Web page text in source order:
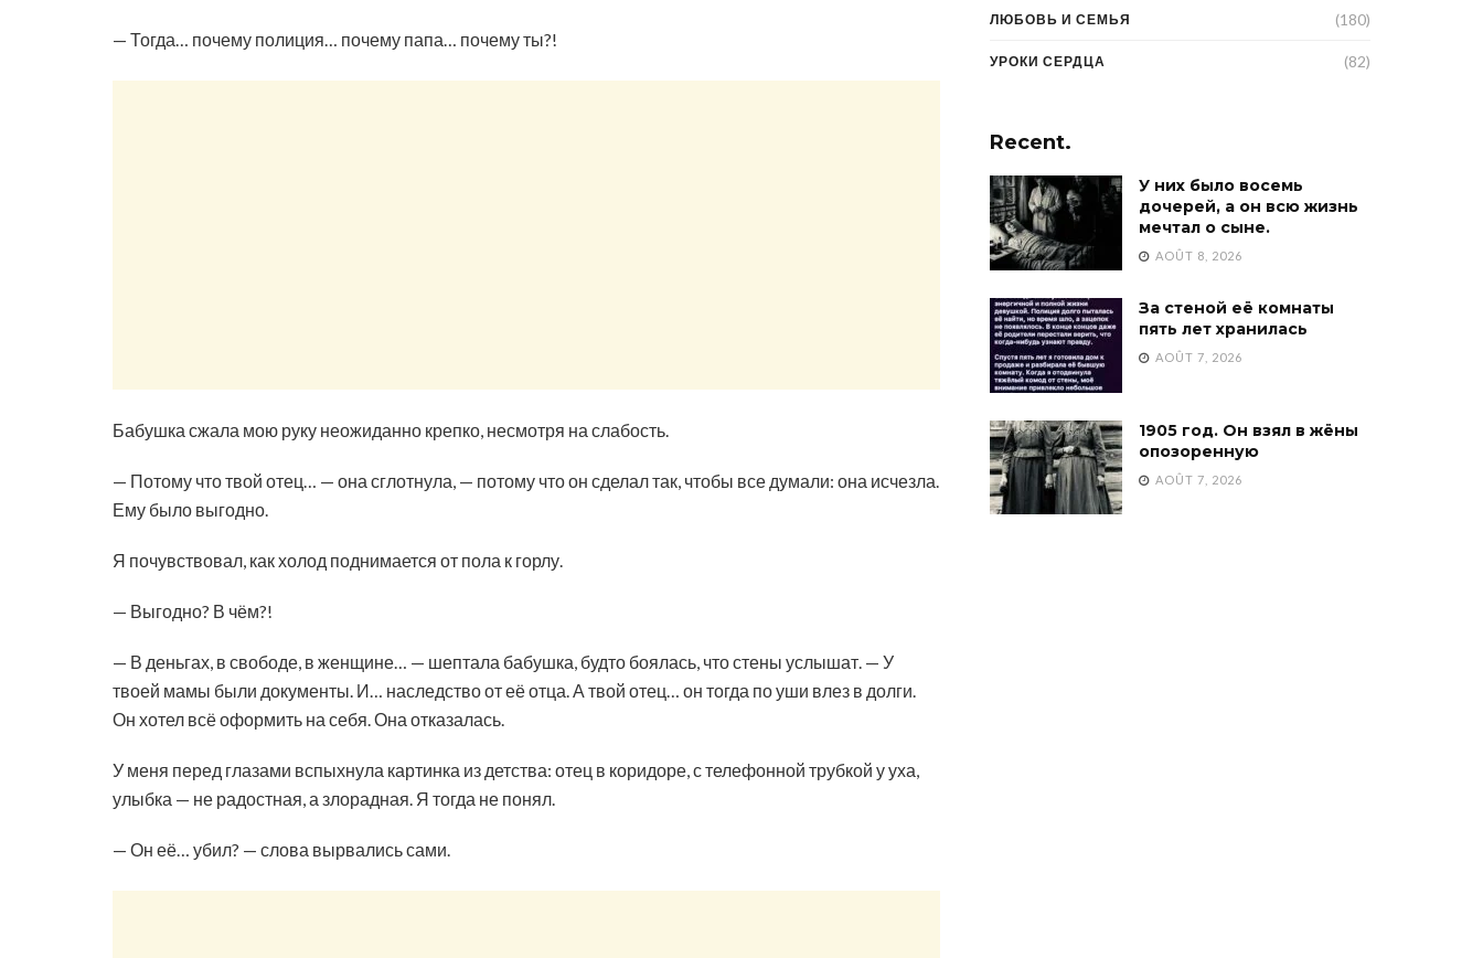
— Тогда… почему полиция… почему папа… почему ты?!
Бабушка сжала мою руку неожиданно крепко, несмотря на слабость.
— Потому что твой отец… — она сглотнула, — потому что он сделал так, чтобы все думали: она исчезла.
Ему было выгодно.
Я почувствовал, как холод поднимается от пола к горлу.
— Выгодно? В чём?!
— В деньгах, в свободе, в женщине… — шептала бабушка, будто боялась, что стены услышат. — У
твоей мамы были документы. И… наследство от её отца. А твой отец… он тогда по уши влез в долги.
Он хотел всё оформить на себя. Она отказалась.
У меня перед глазами вспыхнула картинка из детства: отец в коридоре, с телефонной трубкой у уха,
улыбка — не радостная, а злорадная. Я тогда не понял.
— Он её… убил? — слова вырвались сами.
ЛЮБОВЬ И СЕМЬЯ (180)
УРОКИ СЕРДЦА (82)
Recent.
У них было восемь
дочерей, а он всю жизнь
мечтал о сыне.
AOÛT 8, 2026
За стеной её комнаты
пять лет хранилась
AOÛT 7, 2026
1905 год. Он взял в жёны
опозоренную
AOÛT 7, 2026